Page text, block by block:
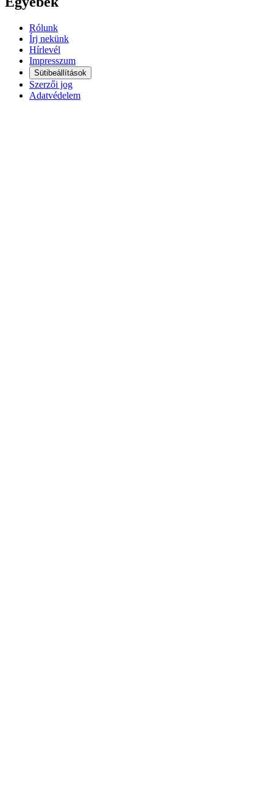
Rólunk
Írj nekünk
Hírlevél
Impresszum
Sütibeállítások
Szerzői jog
Adatvédelem